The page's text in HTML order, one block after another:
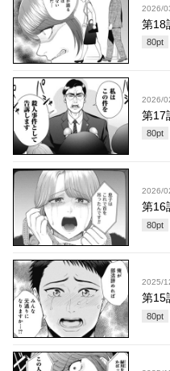
2026/
第18
80pt
2026/
第17
80pt
2026/
第16
80pt
2025/
第15
80pt